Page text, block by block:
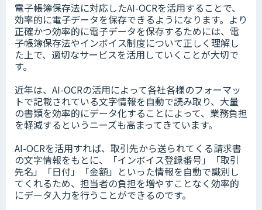
電子帳簿保存法に対応したAI-OCRを活用することで、
効率的に電子データを保存できるようになります。より
正確かつ効率的に電子データを保存するためには、電
子帳簿保存法やインボイス制度について正しく理解し
た上で、適切なサービスを活用していくことが大切で
す。
近年は、AI-OCRの活用によって各社各様のフォーマッ
トで記載されている文字情報を自動で読み取り、大量
の書類を効率的にデータ化することによって、業務負担
を軽減するというニーズも高まってきています。
AI-OCRを活用すれば、取引先から送られてくる請求書
の文字情報をもとに、「インボイス登録番号」「取引
先名」「日付」「金額」といった情報を自動で識別し
てくれるため、担当者の負担を増やすことなく効率的
にデータ入力を行うことができるのです。